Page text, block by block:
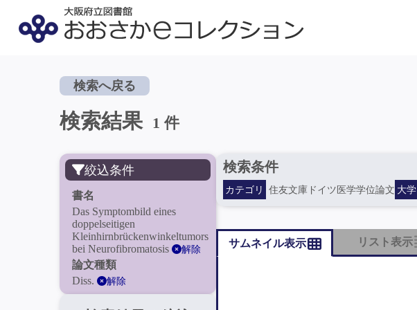
検索へ戻る
検索結果 1 件
絞込条件
書名
Das Symptombild eines
doppelseitigen
Kleinhirnbrückenwinkeltumors
bei Neurofibromatosis
解除
論文種類
Diss.
解除
検索条件
カテゴリ 住友文庫ドイツ医学学位論文 大学
サムネイル表示 リスト表示